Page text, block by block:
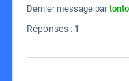
Dernier message par
Réponses : 1